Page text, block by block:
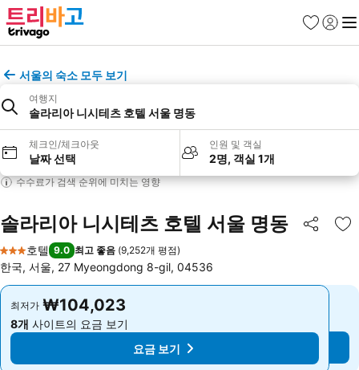
즐겨찾기
로그인
메
서울의 숙소 모두 보기
여행지
솔라리아 니시테츠 호텔 서울 명동
체크인/체크아웃
날짜 선택
인원 및 객실
2명, 객실 1개
수수료가 검색 순위에 미치는 영향
솔라리아 니시테츠 호텔 서울 명동 공유
즐
3 성급
호텔 9.0 최고 좋음 (9,252개 평점)
한국, 서울, 27 Myeongdong 8-gil, 04536
최저가 ₩104,023
8개 사이트의 요금 보기
요금 보기
최저가 ₩104,023
8개 사이트의 요금 보기
요금 보기